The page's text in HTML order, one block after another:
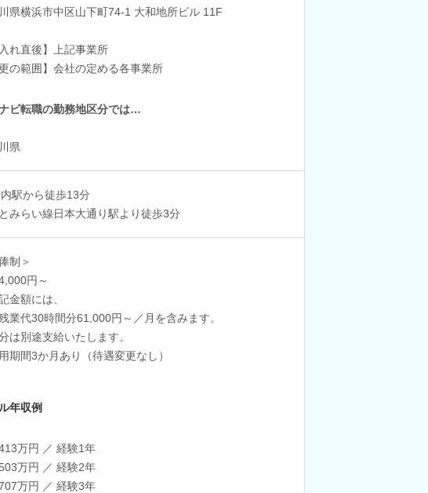
県横浜市中区山下町74-1 大和地所ビル 11F
れ直後】上記事業所
の範囲】会社の定める各事業所
ビ転職の勤務地区分では…
県
駅から徒歩13分
みらい線日本大通り駅より徒歩3分
制＞
円～
金額には、
業代30時間分61,000円～／月を含みます。
は別途支給いたします。
期間3か月あり（待遇変更なし）
年収例
万円 ／ 経験1年
万円 ／ 経験2年
万円 ／ 経験3年